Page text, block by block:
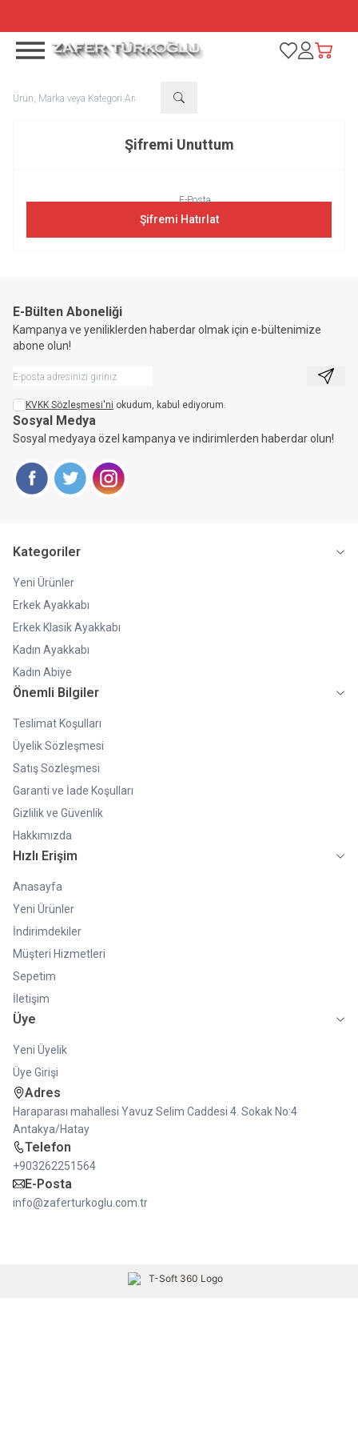
Favorilerim
Hesabım
Sepetim
Şifremi Unuttum
E-Posta
Şifremi Hatırlat
E-Bülten Aboneliği
Kampanya ve yeniliklerden haberdar olmak için e-bültenimize
abone olun!
Kayıt
KVKK Sözleşmesi'ni okudum, kabul ediyorum.
Sosyal Medya
Sosyal medyaya özel kampanya ve indirimlerden haberdar olun!
FacebookTwitterInstagram
Kategoriler
Yeni Ürünler
Erkek Ayakkabı
Erkek Klasik Ayakkabı
Kadın Ayakkabı
Kadın Abiye
Önemli Bilgiler
Teslimat Koşulları
Üyelik Sözleşmesi
Satış Sözleşmesi
Garanti ve İade Koşulları
Gizlilik ve Güvenlik
Hakkımızda
Hızlı Erişim
Anasayfa
Yeni Ürünler
İndirimdekiler
Müşteri Hizmetleri
Sepetim
İletişim
Üye
Yeni Üyelik
Üye Girişi
Adres
Haraparası mahallesi Yavuz Selim Caddesi 4. Sokak No:4
Antakya/Hatay
Telefon
+903262251564
E-Posta
info@zaferturkoglu.com.tr